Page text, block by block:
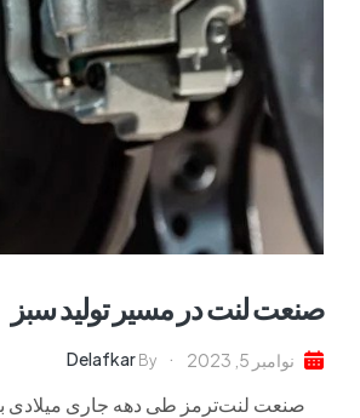
صنعت لنت در مسیر تولید سبز
نوامبر 5, 2023 By
Delafkar
صنعت لنت‌ترمز طی دهه جاری میلادی